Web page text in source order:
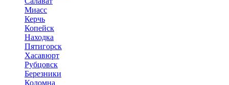
Миасс
Керчь
Копейск
Находка
Пятигорск
Хасавюрт
Рубцовск
Березники
Коломна